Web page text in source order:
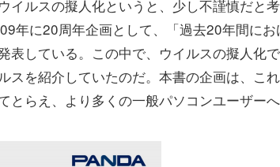
イルスの擬人化というと、少し不謹慎だと
年に20周年企画として、「過去20年間にお
表している。この中で、ウイルスの擬人化
スを紹介していたのだ。本書の企画は、こ
とらえ、より多くの一般パソコンユーザー